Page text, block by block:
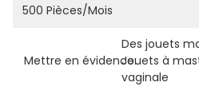
500 Pièces/mois
Mettre en évidence:
Des jouets
Jouets à
vaginale